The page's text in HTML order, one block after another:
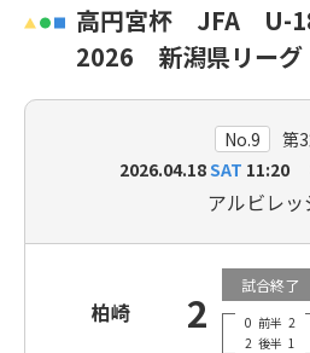
高円宮杯 JFA U-
2026 新潟県リー
No.9
第
2026.04.18SAT 11:20
アルビレッ
柏崎 2
試合終了
0 前半 2
2 後半 1